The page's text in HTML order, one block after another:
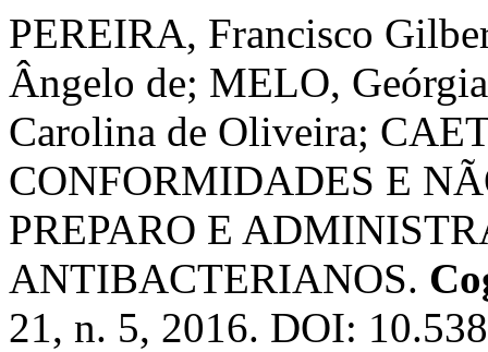
PEREIRA, Francisco
Ângelo de; MELO,
Carolina de Oliveira;
CONFORMIDADES E
PREPARO E
ANTIBACTERIANOS.
21, n. 5, 2016. DOI: